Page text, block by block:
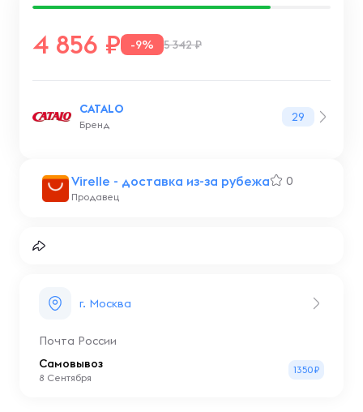
Virelle - доставка из-за рубежа 0
Продавец
4 856 -9% 5 342 ₽
CATALO
Бренд
29
г. Москва
Почта России
Самовывоз
8 Сентября
1350₽